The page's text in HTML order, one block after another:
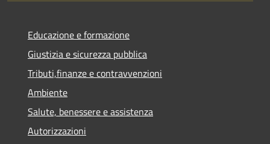
Educazione e formazione
Giustizia e sicurezza pubblica
Tributi,finanze e contravvenzioni
Ambiente
Salute, benessere e assistenza
Autorizzazioni